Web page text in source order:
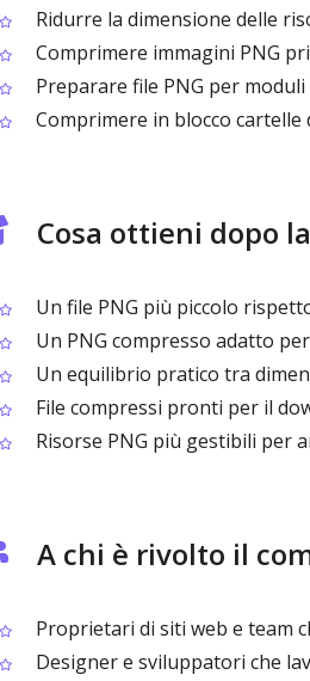
Ridurre la dimensione delle
Comprimere immagini PNG
Preparare file PNG per
Comprimere in blocco
Cosa ottieni dopo
Un file PNG più piccolo
Un PNG compresso adatto
Un equilibrio pratico tra
File compressi pronti per il
Risorse PNG più gestibili per
A chi è rivolto il
Proprietari di siti web e team
Designer e sviluppatori che